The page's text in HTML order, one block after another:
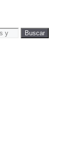
Buscar